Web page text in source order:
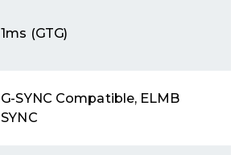
1ms (GTG)
G-SYNC Compatible, ELMB
SYNC